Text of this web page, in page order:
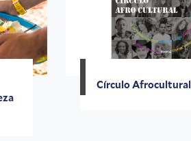
Círculo Afrocultural